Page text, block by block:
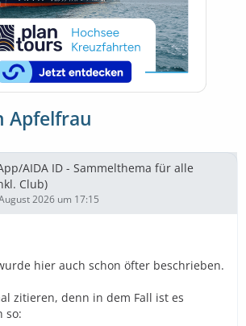
Apfelfrau
AIDA ID - Sammelthema für alle
Club)
2026 um 17:15
hier auch schon öfter beschrieben.
zitieren, denn in dem Fall ist es
so: